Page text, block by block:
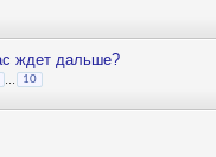
ждет дальше?
10